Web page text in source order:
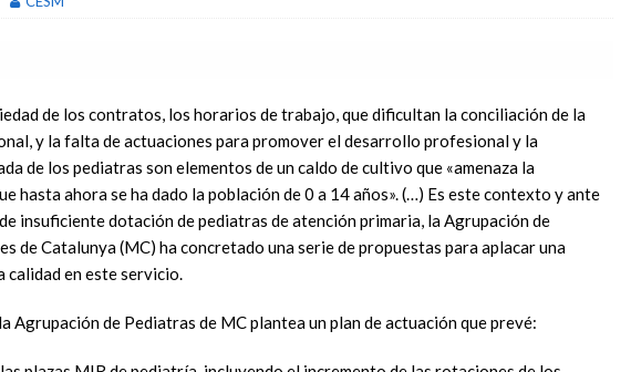
de los contratos, los horarios de trabajo, que dificultan la conciliación de la
y la falta de actuaciones para promover el desarrollo profesional y la
de los pediatras son elementos de un caldo de cultivo que «amenaza la
hasta ahora se ha dado la población de 0 a 14 años». (…) Es este contexto y ante
insuficiente dotación de pediatras de atención primaria, la Agrupación de
de Catalunya (MC) ha concretado una serie de propuestas para aplacar una
calidad en este servicio.
Agrupación de Pediatras de MC plantea un plan de actuación que prevé: